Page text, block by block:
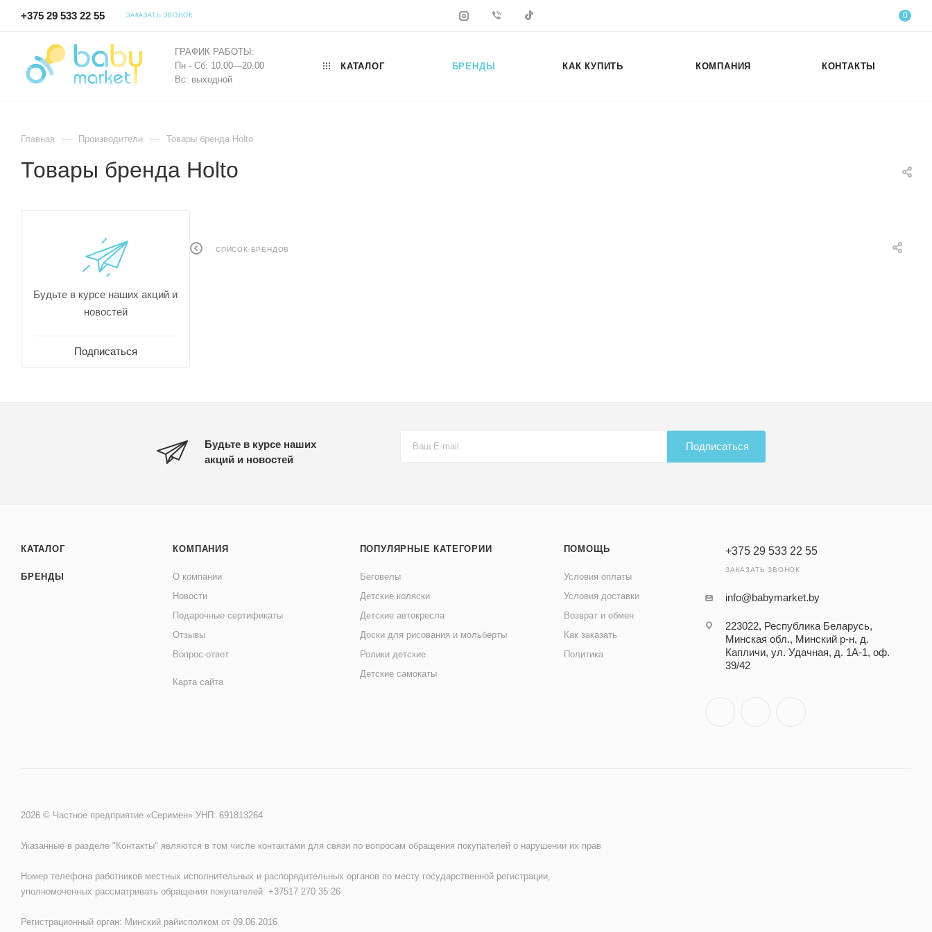
+375 29 533 22 55 ЗАКАЗАТЬ ЗВОНОК 0
ГРАФИК РАБОТЫ:
Пн - Сб: 10.00—20.00
Вс: выходной
КАТАЛОГ БРЕНДЫ КАК КУПИТЬ КОМПАНИЯ КОНТАКТЫ
Главная — Производители — Товары бренда Holto
Товары бренда Holto
СПИСОК БРЕНДОВ
Будьте в курсе наших акций и
новостей
Подписаться
Будьте в курсе наших
акций и новостей
Подписаться
КАТАЛОГ
БРЕНДЫ
КОМПАНИЯ
О компании
Новости
Подарочные сертификаты
Отзывы
Вопрос-ответ
Карта сайта
ПОПУЛЯРНЫЕ КАТЕГОРИИ
Беговелы
Детские коляски
Детские автокресла
Доски для рисования и мольберты
Ролики детские
Детские самокаты
ПОМОЩЬ
Условия оплаты
Условия доставки
Возврат и обмен
Как заказать
Политика
+375 29 533 22 55
ЗАКАЗАТЬ ЗВОНОК
info@babymarket.by
223022, Республика Беларусь,
Минская обл., Минский р-н, д.
Капличи, ул. Удачная, д. 1А-1, оф.
39/42
2026 © Частное предприятие «Серимен» УНП: 691813264
Указанные в разделе "Контакты" являются в том числе контактами для связи по вопросам обращения покупателей о нарушении их прав
Номер телефона работников местных исполнительных и распорядительных органов по месту государственной регистрации,
уполномоченных рассматривать обращения покупателей: +37517 270 35 26
Регистрационный орган: Минский райисполком от 09.06.2016